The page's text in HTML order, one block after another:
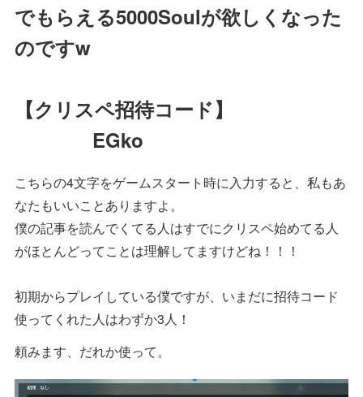
でもらえる5000Soulが欲しくなった
のですw
【クリスペ招待コード】
EGko
こちらの4文字をゲームスタート時に入力すると、私もあ
なたもいいことありますよ。
僕の記事を読んでくてる人はすでにクリスペ始めてる人
がほとんどってことは理解してますけどね！！！
初期からプレイしている僕ですが、いまだに招待コード
使ってくれた人はわずか3人！
頼みます、だれか使って。